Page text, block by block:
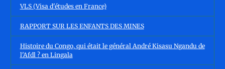
VLS (Visa d'études en France)
RAPPORT SUR LES ENFANTS DES MINES
Histoire du Congo, qui était le général André Kisasu Ngandu de
l'Afdl ? en Lingala